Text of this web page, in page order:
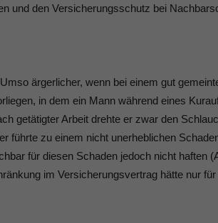
und den Versicherungsschutz bei
ärgerlicher, wenn bei einem gut
in dem ein Mann während eines
getätigter Arbeit drehte er zwar den
führte zu einem nicht unerheblichen
für diesen Schaden jedoch nicht haften
im Versicherungsvertrag hätte nur